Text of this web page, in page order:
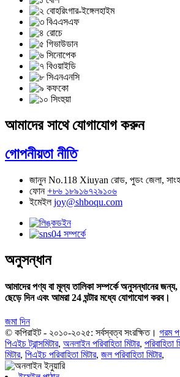
আমাদের সাথে যোগাযোগ করুন
গোপনীয়তা নীতি
জানুন No.118 Xiuyan রোড, পুডং জেলা,
ফোন +৮৬ ১৮৯১৬৭২৯১০৬
ইমেইল joy@shboqu.com
অনুসন্ধান
আমাদের পণ্য বা মূল্য তালিকা সম্পর্কে অনুসন্ধানের
ছেড়ে দিন এবং আমরা 24 ঘন্টার মধ্যে যোগাযোগ করব।
জমা দিন
© কপিরাইট - ২০১০-২০২৫: সর্বস্বত্ব সংরক্ষিত। গরম
পিএইচ ট্রান্সমিটার, অনলাইন পরিবাহিতা মিটার, পরিবাহিতা
মিটার, পিএইচ পরিবাহিতা মিটার, জল পরিবাহিতা মিটার,